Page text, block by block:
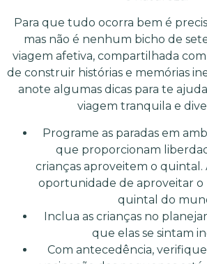
Para que tudo ocorra bem é
mas não é nenhum bicho de
viagem afetiva, compartilhada
de construir histórias e memórias
anote algumas dicas para te
viagem tranquila e
Programe as paradas em
que proporcionam
crianças aproveitem o quintal.
oportunidade de aproveitar o
quintal do
Inclua as crianças no
que elas se sintam
Com antecedência,